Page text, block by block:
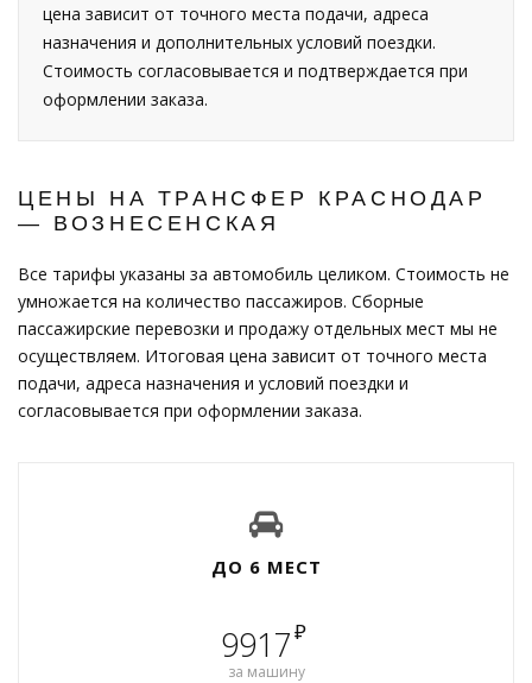
цена зависит от точного места подачи, адреса
назначения и дополнительных условий поездки.
Стоимость согласовывается и подтверждается при
оформлении заказа.
ЦЕНЫ НА ТРАНСФЕР КРАСНОДАР
— ВОЗНЕСЕНСКАЯ
Все тарифы указаны за автомобиль целиком. Стоимость не
умножается на количество пассажиров. Сборные
пассажирские перевозки и продажу отдельных мест мы не
осуществляем. Итоговая цена зависит от точного места
подачи, адреса назначения и условий поездки и
согласовывается при оформлении заказа.
ДО 6 МЕСТ
9917₽
за машину